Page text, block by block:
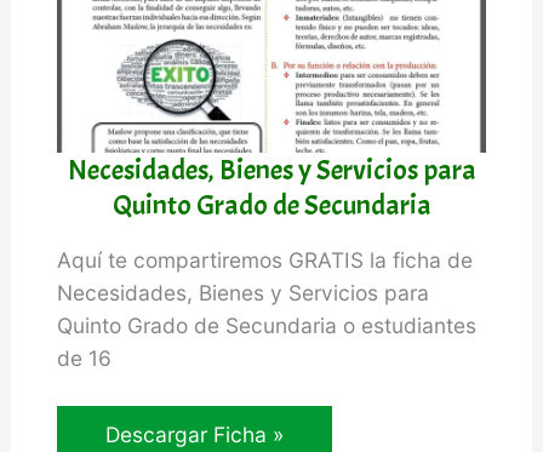
Necesidades, Bienes y Servicios para
Quinto Grado de Secundaria
Aquí te compartiremos GRATIS la ficha de
Necesidades, Bienes y Servicios para
Quinto Grado de Secundaria o estudiantes
de 16
Necesidades,
Descargar Ficha »